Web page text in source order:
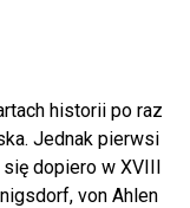
historii po raz
Jednak pierwsi
dopiero w XVIII
von Ahlen